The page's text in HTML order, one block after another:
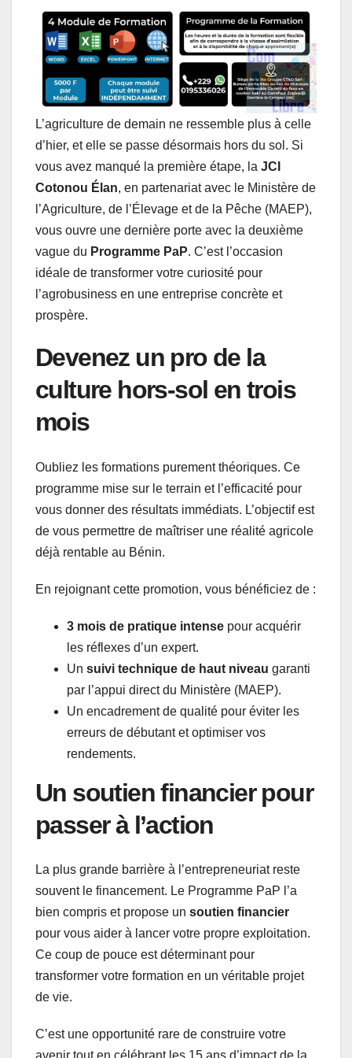
L’agriculture de demain ne ressemble plus à celle
d’hier, et elle se passe désormais hors du sol. Si
vous avez manqué la première étape, la JCI
Cotonou Élan, en partenariat avec le Ministère de
l’Agriculture, de l’Élevage et de la Pêche (MAEP),
vous ouvre une dernière porte avec la deuxième
vague du Programme PaP. C’est l’occasion
idéale de transformer votre curiosité pour
l’agrobusiness en une entreprise concrète et
prospère.
Devenez un pro de la
culture hors-sol en trois
mois
Oubliez les formations purement théoriques. Ce
programme mise sur le terrain et l’efficacité pour
vous donner des résultats immédiats. L’objectif est
de vous permettre de maîtriser une réalité agricole
déjà rentable au Bénin.
En rejoignant cette promotion, vous bénéficiez de :
3 mois de pratique intense pour acquérir
les réflexes d’un expert.
Un suivi technique de haut niveau garanti
par l’appui direct du Ministère (MAEP).
Un encadrement de qualité pour éviter les
erreurs de débutant et optimiser vos
rendements.
Un soutien financier pour
passer à l’action
La plus grande barrière à l’entrepreneuriat reste
souvent le financement. Le Programme PaP l’a
bien compris et propose un soutien financier
pour vous aider à lancer votre propre exploitation.
Ce coup de pouce est déterminant pour
transformer votre formation en un véritable projet
de vie.
C’est une opportunité rare de construire votre
avenir tout en célébrant les 15 ans d’impact de la